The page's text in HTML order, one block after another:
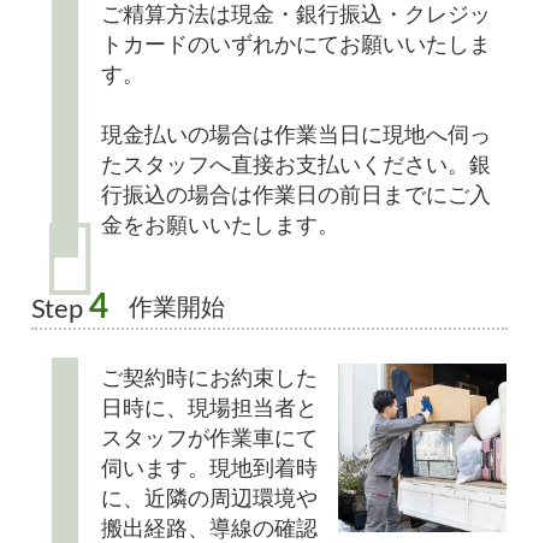
ご精算方法は現金・銀行振込・クレジッ
トカードのいずれかにてお願いいたしま
す。
現金払いの場合は作業当日に現地へ伺っ
たスタッフへ直接お支払いください。銀
行振込の場合は作業日の前日までにご入
金をお願いいたします。
Step 4 作業開始
ご契約時にお約束した
日時に、現場担当者と
スタッフが作業車にて
伺います。現地到着時
に、近隣の周辺環境や
搬出経路、導線の確認